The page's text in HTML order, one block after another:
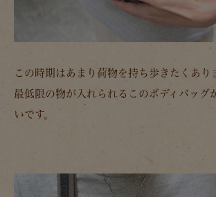
この時期はあまり荷物を持ち歩きたくあり
最低限の物が入れられるこのボディバッグ
いです。